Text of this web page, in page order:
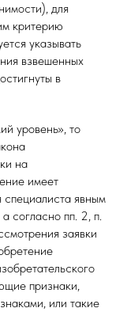
для
критерию
указывать
взвешенных
в
уровень», то
на
имеет
специалиста явным
согласно пп. 2, п.
заявки
признаки,
или такие